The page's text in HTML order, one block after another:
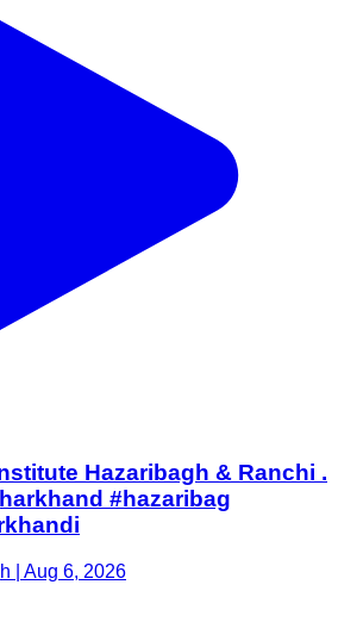
Hazaribagh & Ranchi .
#hazaribag
| Aug 6, 2026